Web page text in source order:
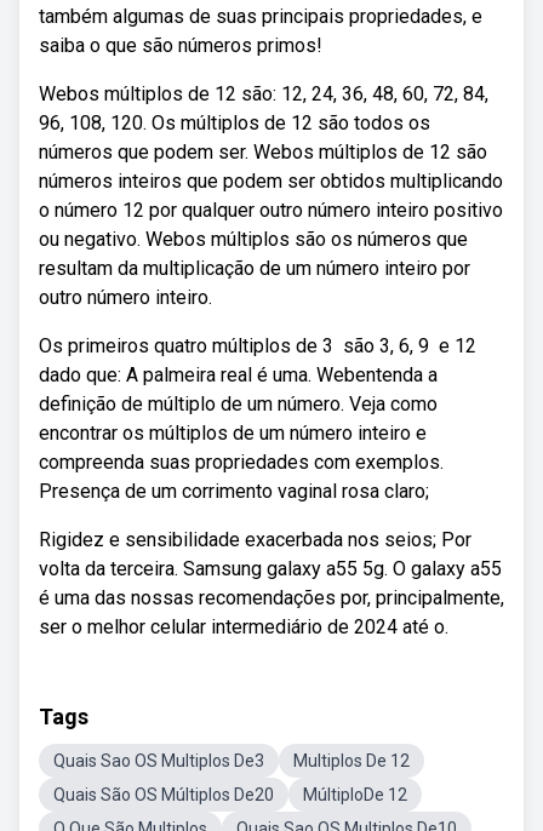
também algumas de suas principais propriedades, e
saiba o que são números primos!
Webos múltiplos de 12 são: 12, 24, 36, 48, 60, 72, 84,
96, 108, 120. Os múltiplos de 12 são todos os
números que podem ser. Webos múltiplos de 12 são
números inteiros que podem ser obtidos multiplicando
o número 12 por qualquer outro número inteiro positivo
ou negativo. Webos múltiplos são os números que
resultam da multiplicação de um número inteiro por
outro número inteiro.
Os primeiros quatro múltiplos de 3 ‍ são 3, 6, 9 ‍ e 12 ‍
dado que: A palmeira real é uma. Webentenda a
definição de múltiplo de um número. Veja como
encontrar os múltiplos de um número inteiro e
compreenda suas propriedades com exemplos.
Presença de um corrimento vaginal rosa claro;
Rigidez e sensibilidade exacerbada nos seios; Por
volta da terceira. Samsung galaxy a55 5g. O galaxy a55
é uma das nossas recomendações por, principalmente,
ser o melhor celular intermediário de 2024 até o.
Tags
Quais Sao OS Multiplos De3
Multiplos De 12
Quais São OS Múltiplos De20
MúltiploDe 12